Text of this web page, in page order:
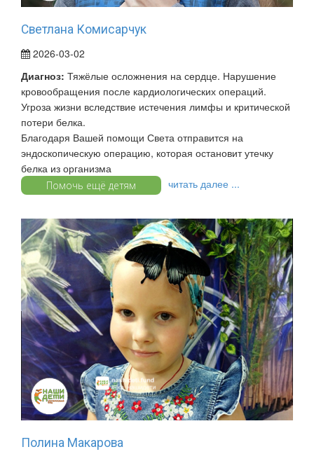
Светлана Комисарчук
2026-03-02
Диагноз: Тяжёлые осложнения на сердце. Нарушение
кровообращения после кардиологических операций.
Угроза жизни вследствие истечения лимфы и критической
потери белка.
Благодаря Вашей помощи Света отправится на
эндоскопическую операцию, которая остановит утечку
белка из организма
Помочь ещё детям читать далее ...
Полина Макарова